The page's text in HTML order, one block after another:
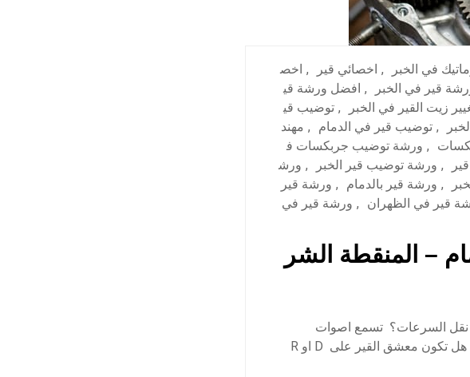
في الخبر , اخصائي قير , اخص
قير في الخبر , افضل ورشة قي
زيت القير في الخبر , توضيب قي
, توضيب قير في الدمام , مهند
, ورشة توضيب جربكسات ف
, ورشة توضيب قير الخبر , ورش
, ورشة قير بالدمام , ورشة قير
قير في الظهران , ورشة قير في
– المنقطة الشر
نقل السرعات؟ تسمع اصوات
طقطقة اسفل ناقل الحركة؟ تشعر بصعوبة اثناء تحريك الفتيس؟ هل تكون معشق القير على D او R